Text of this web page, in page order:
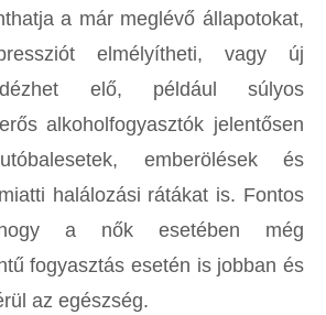
a már meglévő állapotokat,
elmélyítheti, vagy új
elő, például súlyos
alkoholfogyasztók jelentősen
emberölések és
halálozási rátákat is. Fontos
hogy a nők esetében még
fogyasztás esetén is jobban és
az egészség.